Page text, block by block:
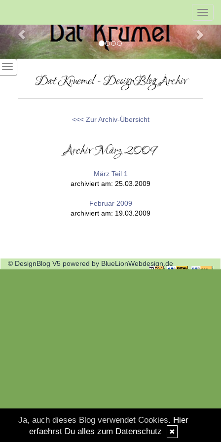
Dat Kruemel - DesignBlog Archiv
<<< Zur Archiv-Übersicht
Archiv März 2009
März Teil 1
archiviert am: 25.03.2009
Februar 2009
archiviert am: 19.03.2009
© DesignBlog V5 powered by BlueLionWebdesign.de
Ja, auch dieses Blog verwendet Cookies. Hier
erfaehrst Du alles zum Datenschutz
✖